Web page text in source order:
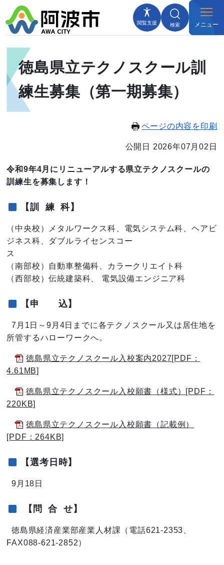
閲覧支援 検索 メニュー
徳島県立テクノスクール訓
練生募集（第一期募集）
ページの内容を印刷
公開日 2026年07月02日
令和9年4月にリニューアルする県立テクノスクールの
訓練生を募集します！
【訓 練 科】
（中央校）メタルワークス科、電気システム科、ヘアビ
ジネス科、ダブルライセンスコー
ス
（南部校）自動車整備科、カラークリエイト科
（西部校）伝統建築科、 電気設備エンジニア科
【申 込】
7月1日～9月4日までに各テクノスクール又は居住地を
所管するハローワークへ。
徳島県立テクノスクール入校案内2027[PDF：
4.61MB]
徳島県立テクノスクール入校願書（様式）[PDF：
220KB]
徳島県立テクノスクール入校願書（記載例）
[PDF：264KB]
【選考日時】
9月18日
【問 合 せ】
徳島県経済産業部産業人材課（電話621-2353、
FAX088-621-2852）